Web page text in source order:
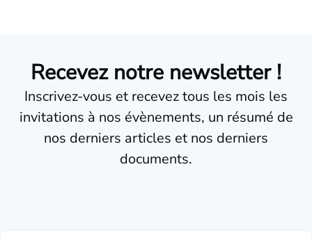
Recevez notre newsletter !
Inscrivez-vous et recevez tous les mois les
invitations à nos évènements, un résumé de
nos derniers articles et nos derniers
documents.